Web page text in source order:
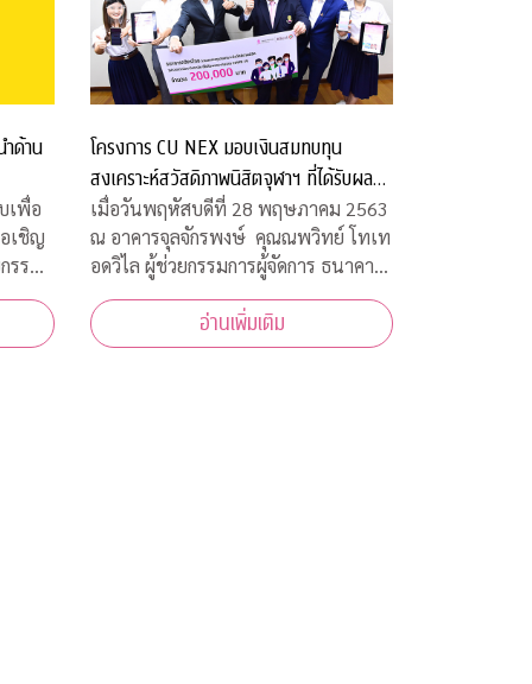
ำด้าน
เพื่อ
เชิญ
รรม
ร่วม
โครงการ CU NEX มอบเงินสมทบทุน
สงเคราะห์สวัสดิภาพนิสิตจุฬาฯ ที่ได้รับผลก
ระทบจากโควิด-19
เมื่อวันพฤหัสบดีที่ 28 พฤษภาคม 2563
ณ อาคารจุลจักรพงษ์ คุณณพวิทย์ โทเท
อดวิไล ผู้ช่วยกรรมการผู้จัดการ ธนาคาร
กสิกรไทย เป็นผู้แทนธนาคาร ภายใต้
โครงการ CU NEX มอบเงิน 200,000
บาท ร่วมสมทบทุนสงเคราะห์สวัสดิภาพ
อ่านเพิ่มเติม